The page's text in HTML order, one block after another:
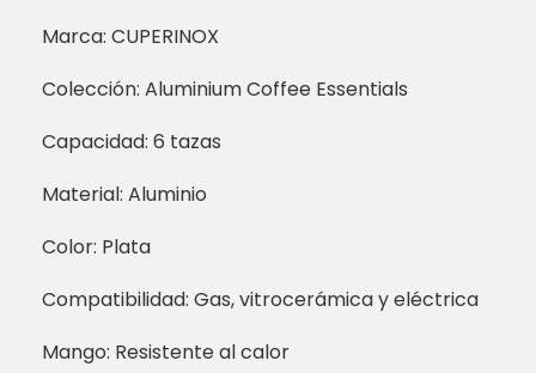
Marca: CUPERINOX
Colección: Aluminium Coffee Essentials
Capacidad: 6 tazas
Material: Aluminio
Color: Plata
Compatibilidad: Gas, vitrocerámica y eléctrica
Mango: Resistente al calor